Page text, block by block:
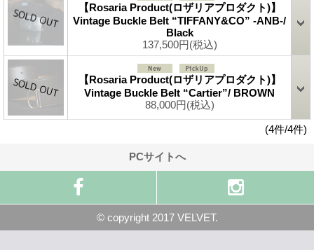
【Rosaria Product(ロザリアプロダクト)】
Vintage Buckle Belt “TIFFANY&CO” -ANB-/
Black
137,500円(税込)
【Rosaria Product(ロザリアプロダクト)】
Vintage Buckle Belt “Cartier”/ BROWN
88,000円(税込)
(4件/4件)
PCサイトへ
© copyright 2017 VELVET.